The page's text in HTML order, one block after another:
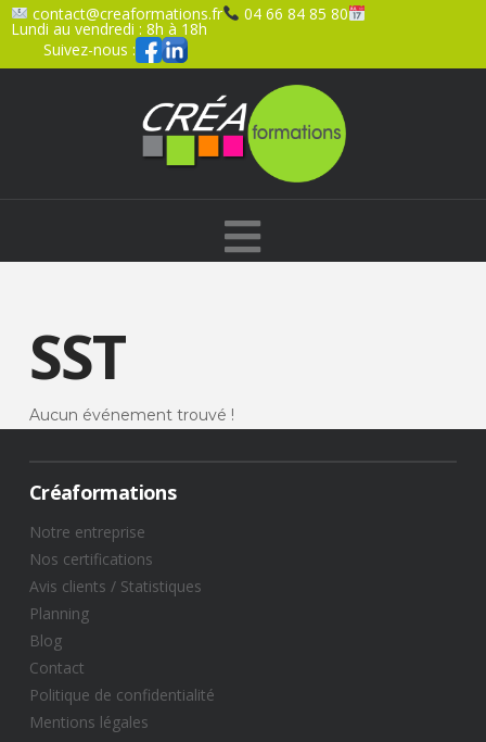
contact@creaformations.fr 04 66 84 85 80
Lundi au vendredi : 8h à 18h
Suivez-nous :
Navigation
SST
Aucun événement trouvé !
Créaformations
Notre entreprise
Nos certifications
Avis clients / Statistiques​
Planning
Blog
Contact
Politique de confidentialité
Mentions légales